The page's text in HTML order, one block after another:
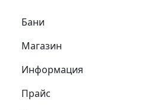
Самое важное
Бани
Магазин
Информация
Прайс